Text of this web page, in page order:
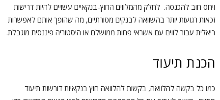
ויחס חוב להכנסה. לחלק מהמלווים החוץ-בנקאיים עשויים להיות דרישות
זכאות רגועות יותר בהשוואה לבנקים מסורתיים, מה שהופך אותם לאפשרות
ריאלית עבור לווים עם אשראי פחות ממושלם או היסטוריה פיננסית מוגבלת.
הכנת תיעוד
כמו כל בקשה להלוואה, בקשות להלוואה חוץ בנקאיות דורשות תיעוד